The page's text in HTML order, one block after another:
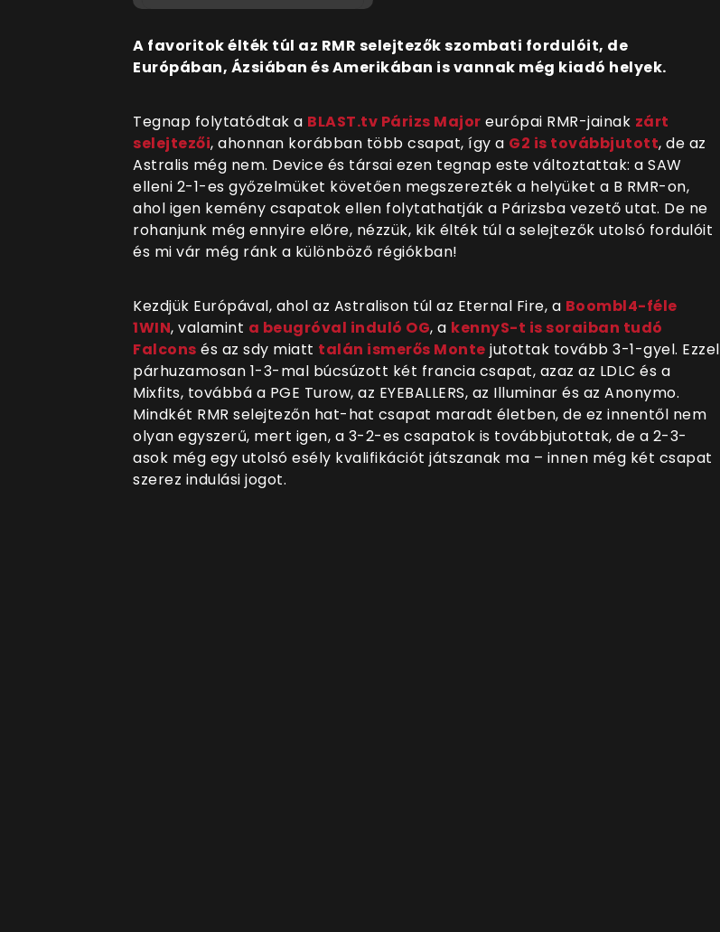
A favoritok élték túl az RMR selejtezők szombati fordulóit, de
Európában, Ázsiában és Amerikában is vannak még kiadó helyek.
Tegnap folytatódtak a BLAST.tv Párizs Major európai RMR-jainak zárt
selejtezői, ahonnan korábban több csapat, így a G2 is továbbjutott, de az
Astralis még nem. Device és társai ezen tegnap este változtattak: a SAW
elleni 2-1-es győzelmüket követően megszerezték a helyüket a B RMR-on,
ahol igen kemény csapatok ellen folytathatják a Párizsba vezető utat. De ne
rohanjunk még ennyire előre, nézzük, kik élték túl a selejtezők utolsó fordulóit
és mi vár még ránk a különböző régiókban!
Kezdjük Európával, ahol az Astralison túl az Eternal Fire, a Boombl4-féle
1WIN, valamint a beugróval induló OG, a kennyS-t is soraiban tudó
Falcons és az sdy miatt talán ismerős Monte jutottak tovább 3-1-gyel. Ezzel
párhuzamosan 1-3-mal búcsúzott két francia csapat, azaz az LDLC és a
Mixfits, továbbá a PGE Turow, az EYEBALLERS, az Illuminar és az Anonymo.
Mindkét RMR selejtezőn hat-hat csapat maradt életben, de ez innentől nem
olyan egyszerű, mert igen, a 3-2-es csapatok is továbbjutottak, de a 2-3-
asok még egy utolsó esély kvalifikációt játszanak ma – innen még két csapat
szerez indulási jogot.